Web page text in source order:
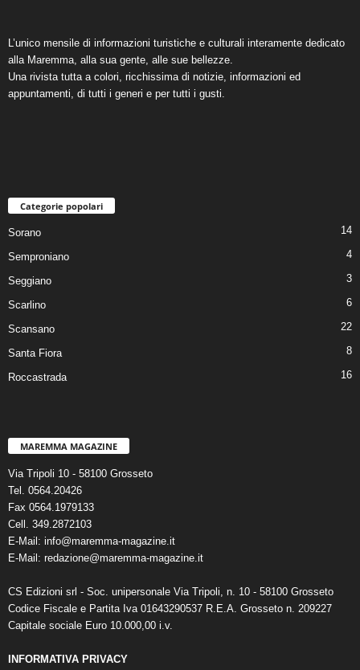
L’unico mensile di informazioni turistiche e culturali interamente dedicato
alla Maremma, alla sua gente, alle sue bellezze.
Una rivista tutta a colori, ricchissima di notizie, informazioni ed
appuntamenti, di tutti i generi e per tutti i gusti.
Categorie popolari
Sorano 14
Semproniano 4
Seggiano 3
Scarlino 6
Scansano 22
Santa Fiora 8
Roccastrada 16
MAREMMA MAGAZINE
Via Tripoli 10 - 58100 Grosseto
Tel. 0564.20426
Fax 0564.1979133
Cell. 349.2872103
E-Mail: info@maremma-magazine.it
E-Mail: redazione@maremma-magazine.it
CS Edizioni srl - Soc. unipersonale Via Tripoli, n. 10 - 58100 Grosseto
Codice Fiscale e Partita Iva 01643290537 R.E.A. Grosseto n. 209227
Capitale sociale Euro 10.000,00 i.v.
INFORMATIVA PRIVACY